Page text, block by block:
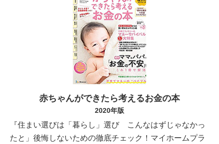
赤ちゃんができたら考えるお金の本
2020年版
『住まい選びは「暮らし」選び こんなはずじゃなかっ
たと」後悔しないための徹底チェック！マイホームプラ